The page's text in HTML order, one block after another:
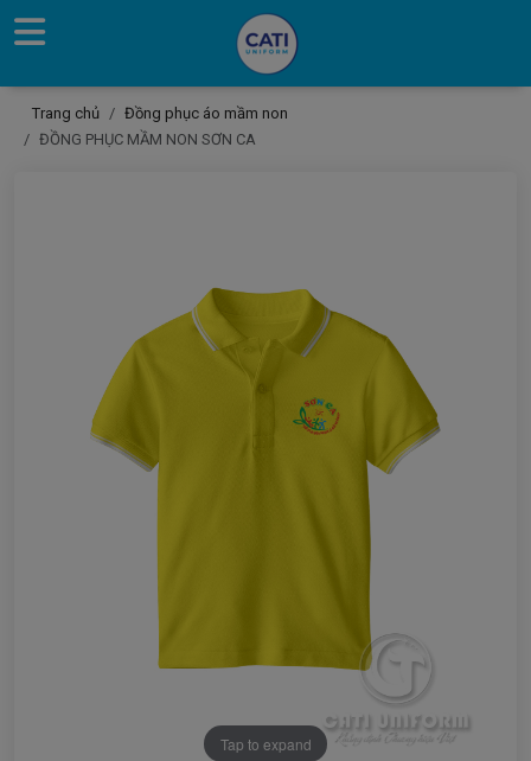
Trang chủ
Đồng phục áo mầm non
ĐỒNG PHỤC MẦM NON SƠN CA
Tap to expand